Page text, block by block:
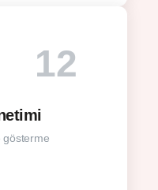
12
gösterme